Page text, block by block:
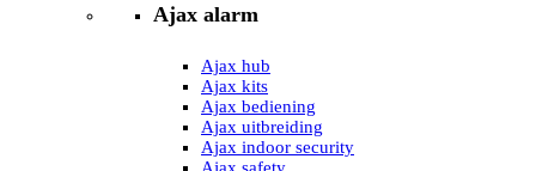
Ajax alarm
Ajax hub
Ajax kits
Ajax bediening
Ajax uitbreiding
Ajax indoor security
Ajax safety